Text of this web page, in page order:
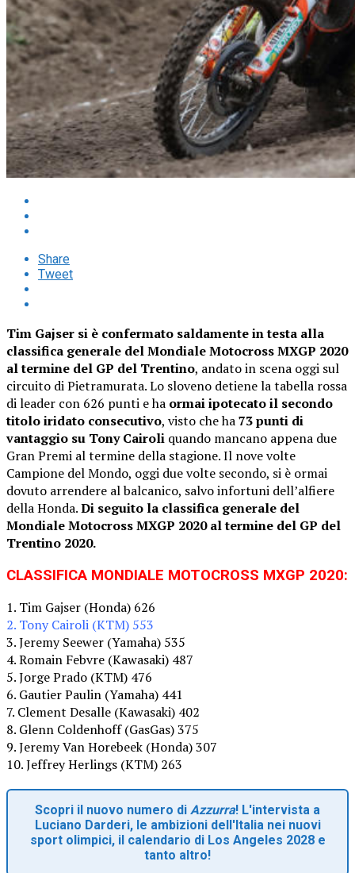
Share
Tweet
Tim Gajser si è confermato saldamente in testa alla
classifica generale del Mondiale Motocross MXGP 2020
al termine del GP del Trentino, andato in scena oggi sul
circuito di Pietramurata. Lo sloveno detiene la tabella rossa
di leader con 626 punti e ha ormai ipotecato il secondo
titolo iridato consecutivo, visto che ha73 punti di
vantaggio su Tony Cairoli quando mancano appena due
Gran Premi al termine della stagione. Il nove volte
Campione del Mondo, oggi due volte secondo, si è ormai
dovuto arrendere al balcanico, salvo infortuni dell’alfiere
della Honda.Di seguito la classifica generale del
Mondiale Motocross MXGP 2020 al termine del GP del
Trentino 2020.
CLASSIFICA MONDIALE MOTOCROSS MXGP 2020:
1. Tim Gajser (Honda) 626
2. Tony Cairoli (KTM) 553
3. Jeremy Seewer (Yamaha) 535
4. Romain Febvre (Kawasaki) 487
5. Jorge Prado (KTM) 476
6. Gautier Paulin (Yamaha) 441
7. Clement Desalle (Kawasaki) 402
8. Glenn Coldenhoff (GasGas) 375
9. Jeremy Van Horebeek (Honda) 307
10. Jeffrey Herlings (KTM) 263
Scopri il nuovo numero di Azzurra! L'intervista a
Luciano Darderi, le ambizioni dell'Italia nei nuovi
sport olimpici, il calendario di Los Angeles 2028 e
tanto altro!